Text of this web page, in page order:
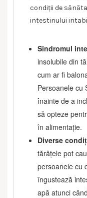
condiții de
intestinului
Sindromul
insolubile din
cum ar fi
Persoanele cu
înainte de a
să opteze
în alimentație.
Diverse
tărâțele pot
persoanele cu
îngustează
apă atunci